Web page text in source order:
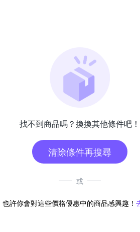
找不到商品嗎？換換其他條件吧！
清除條件再搜尋
或
也許你會對這些價格優惠中的商品感興趣！